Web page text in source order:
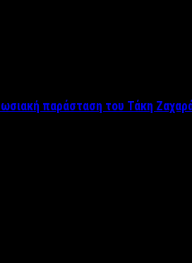
παράσταση του Τάκη